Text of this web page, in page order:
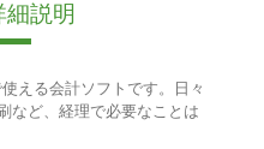
細説明
える会計ソフトです。日々
など、経理で必要なことは